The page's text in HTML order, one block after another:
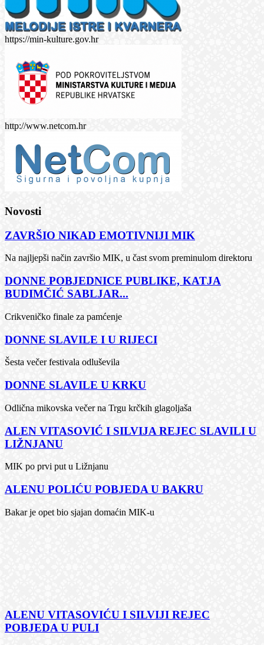
https://min-kulture.gov.hr
http://www.netcom.hr
Novosti
ZAVRŠIO NIKAD EMOTIVNIJI MIK
Na najljepši način završio MIK, u čast svom preminulom direktoru
DONNE POBJEDNICE PUBLIKE, KATJA
BUDIMČIĆ SABLJAR...
Crikveničko finale za pamćenje
DONNE SLAVILE I U RIJECI
Šesta večer festivala odluševila
DONNE SLAVILE U KRKU
Odlična mikovska večer na Trgu krčkih glagoljaša
ALEN VITASOVIĆ I SILVIJA REJEC SLAVILI U
LIŽNJANU
MIK po prvi put u Ližnjanu
ALENU POLIĆU POBJEDA U BAKRU
Bakar je opet bio sjajan domaćin MIK-u
ALENU VITASOVIĆU I SILVIJI REJEC
POBJEDA U PULI